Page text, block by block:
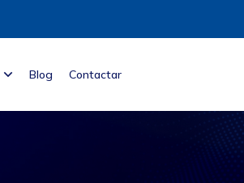
Blog Contactar